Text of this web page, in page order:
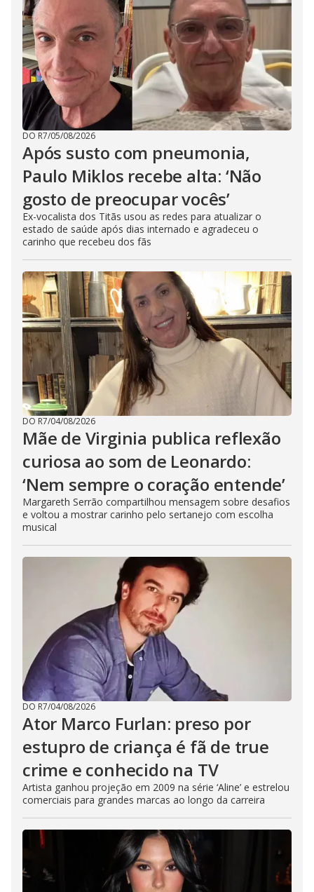
DO R7/05/08/2026
Após susto com pneumonia,
Paulo Miklos recebe alta: ‘Não
gosto de preocupar vocês’
Ex-vocalista dos Titãs usou as redes para atualizar o
estado de saúde após dias internado e agradeceu o
carinho que recebeu dos fãs
DO R7/04/08/2026
Mãe de Virginia publica reflexão
curiosa ao som de Leonardo:
‘Nem sempre o coração entende’
Margareth Serrão compartilhou mensagem sobre desafios
e voltou a mostrar carinho pelo sertanejo com escolha
musical
DO R7/04/08/2026
Ator Marco Furlan: preso por
estupro de criança é fã de true
crime e conhecido na TV
Artista ganhou projeção em 2009 na série ‘Aline’ e estrelou
comerciais para grandes marcas ao longo da carreira